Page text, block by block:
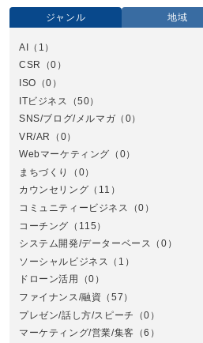
ジャンル 地域
AI （1）
CSR
（0）
ISO （0）
ITビジネス
（50）
SNS/ブログ/メルマガ （0）
VR/AR
（0）
Webマーケティング （0）
まちづくり
（0）
カウンセリング （11）
コミュニティービジネス
（0）
コーチング （115）
システム開発/データーベース （0）
ソーシャルビジネス （1）
ドローン活用
（0）
ファイナンス/融資 （57）
プレゼン/話し方/スピーチ
（0）
マーケティング/営業/集客 （6）